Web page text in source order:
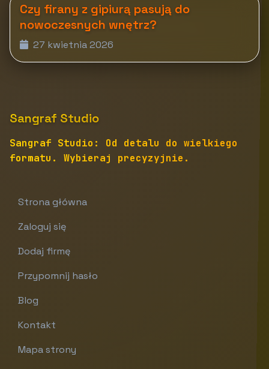
Czy firany z gipiurą pasują do
nowoczesnych wnętrz?
27 kwietnia 2026
Sangraf Studio
Sangraf Studio: Od detalu do wielkiego
formatu. Wybieraj precyzyjnie.
Strona główna
Zaloguj się
Dodaj firmę
Przypomnij hasło
Blog
Kontakt
Mapa strony